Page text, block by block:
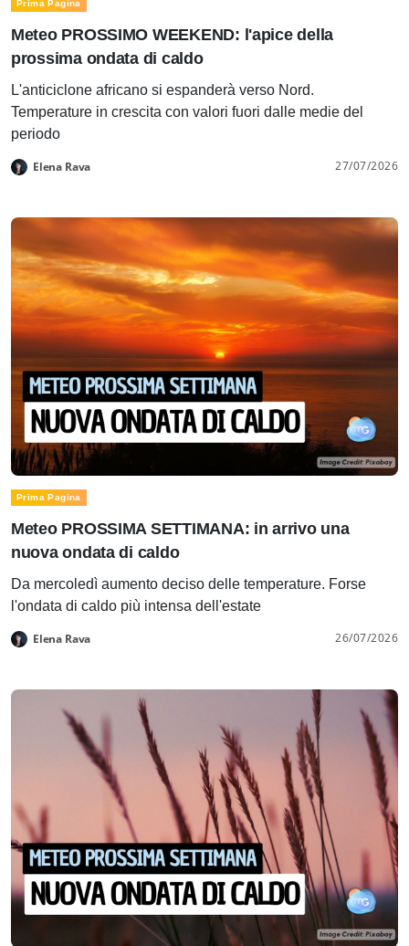
Prima Pagina
Meteo PROSSIMO WEEKEND: l'apice della
prossima ondata di caldo
L'anticiclone africano si espanderà verso Nord.
Temperature in crescita con valori fuori dalle medie del
periodo
Elena Rava 27/07/2026
Prima Pagina
Meteo PROSSIMA SETTIMANA: in arrivo una
nuova ondata di caldo
Da mercoledì aumento deciso delle temperature. Forse
l'ondata di caldo più intensa dell'estate
Elena Rava 26/07/2026